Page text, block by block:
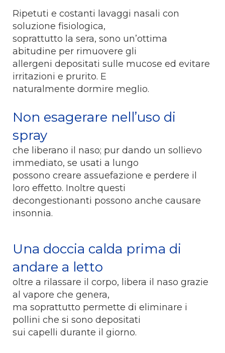
Ripetuti e costanti lavaggi nasali con
soluzione fisiologica,
soprattutto la sera, sono un’ottima
abitudine per rimuovere gli
allergeni depositati sulle mucose ed evitare
irritazioni e prurito. E
naturalmente dormire meglio.
Non esagerare nell’uso di
spray
che liberano il naso; pur dando un sollievo
immediato, se usati a lungo
possono creare assuefazione e perdere il
loro effetto. Inoltre questi
decongestionanti possono anche causare
insonnia.
Una doccia calda prima di
andare a letto
oltre a rilassare il corpo, libera il naso grazie
al vapore che genera,
ma soprattutto permette di eliminare i
pollini che si sono depositati
sui capelli durante il giorno.